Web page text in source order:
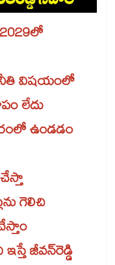
విషయంలో
లేదు
ఉండడం
గెలిచి
జీవన్​రెడ్డి